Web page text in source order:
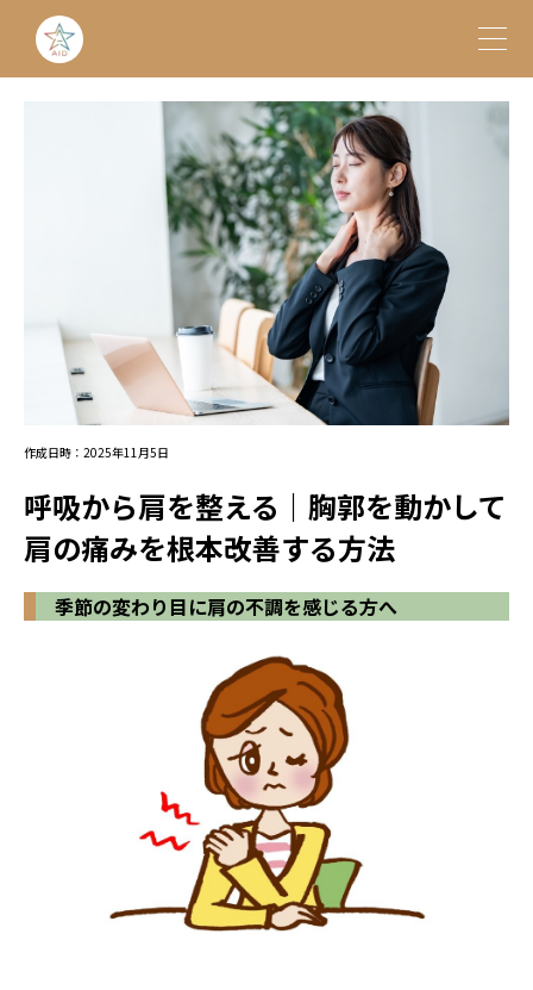
作成日時：2025年11月5日
呼吸から肩を整える｜胸郭を動かして
肩の痛みを根本改善する方法
季節の変わり目に肩の不調を感じる方へ